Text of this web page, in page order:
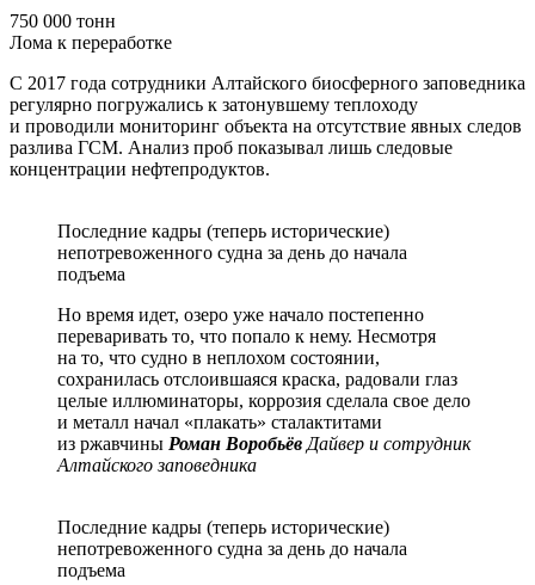
750 000 тонн
Лома к переработке
С 2017 года сотрудники Алтайского биосферного заповедника
регулярно погружались к затонувшему теплоходу
и проводили мониторинг объекта на отсутствие явных следов
разлива ГСМ. Анализ проб показывал лишь следовые
концентрации нефтепродуктов.
Последние кадры (теперь исторические)
непотревоженного судна за день до начала
подъема
Но время идет, озеро уже начало постепенно
переваривать то, что попало к нему. Несмотря
на то, что судно в неплохом состоянии,
сохранилась отслоившаяся краска, радовали глаз
целые иллюминаторы, коррозия сделала свое дело
и металл начал «плакать» сталактитами
из ржавчины Роман Воробьёв Дайвер и сотрудник
Алтайского заповедника
Последние кадры (теперь исторические)
непотревоженного судна за день до начала
подъема